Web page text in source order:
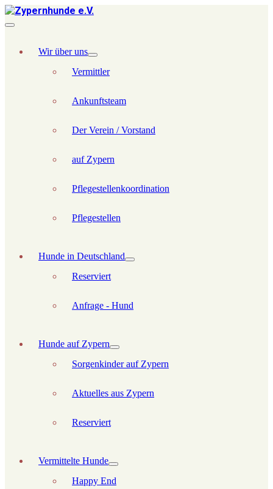
Wir über uns
Vermittler
Ankunftsteam
Der Verein / Vorstand
auf Zypern
Pflegestellenkoordination
Pflegestellen
Hunde in Deutschland
Reserviert
Anfrage - Hund
Hunde auf Zypern
Sorgenkinder auf Zypern
Aktuelles aus Zypern
Reserviert
Vermittelte Hunde
Happy End